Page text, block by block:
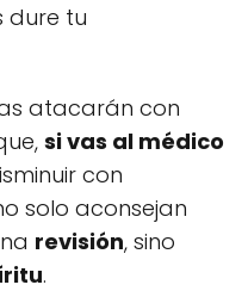
dure tu
atacarán con
si vas al médico
con
solo aconsejan
revisión, sino
.